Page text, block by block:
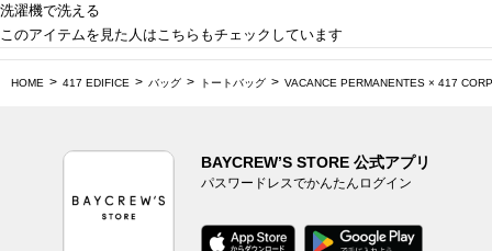
洗濯機で洗える
このアイテムを見た人はこちらもチェックしています
HOME 417 EDIFICE バッグ トートバッグ VACANCE PERMANENTES × 417
BAYCREW’S STORE 公式アプリ
パスワードレスでかんたんログイン